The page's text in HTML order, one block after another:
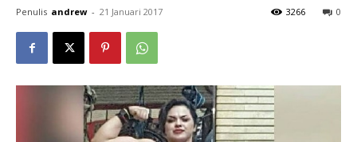
Penulis andrew - 21 Januari 2017 0
3266